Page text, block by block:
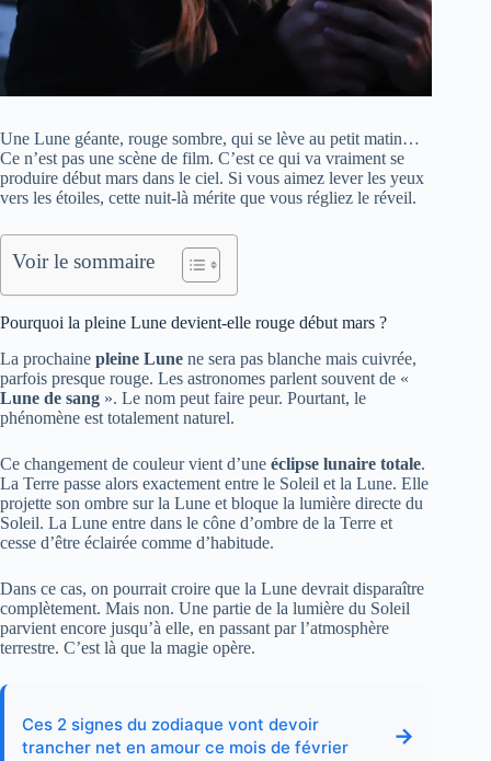
Une Lune géante, rouge sombre, qui se lève au petit matin…
Ce n’est pas une scène de film. C’est ce qui va vraiment se
produire début mars dans le ciel. Si vous aimez lever les yeux
vers les étoiles, cette nuit-là mérite que vous régliez le réveil.
Voir le sommaire
Pourquoi la pleine Lune devient-elle rouge début mars ?
La prochaine pleine Lune ne sera pas blanche mais cuivrée,
parfois presque rouge. Les astronomes parlent souvent de «
Lune de sang ». Le nom peut faire peur. Pourtant, le
phénomène est totalement naturel.
Ce changement de couleur vient d’une éclipse lunaire totale.
La Terre passe alors exactement entre le Soleil et la Lune. Elle
projette son ombre sur la Lune et bloque la lumière directe du
Soleil. La Lune entre dans le cône d’ombre de la Terre et
cesse d’être éclairée comme d’habitude.
Dans ce cas, on pourrait croire que la Lune devrait disparaître
complètement. Mais non. Une partie de la lumière du Soleil
parvient encore jusqu’à elle, en passant par l’atmosphère
terrestre. C’est là que la magie opère.
Ces 2 signes du zodiaque vont devoir
trancher net en amour ce mois de février
→